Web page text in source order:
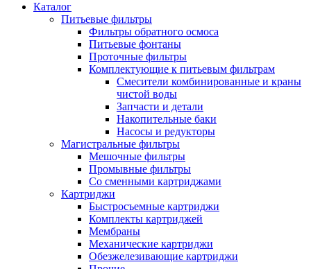
Каталог
Питьевые фильтры
Фильтры обратного осмоса
Питьевые фонтаны
Проточные фильтры
Комплектующие к питьевым фильтрам
Смесители комбинированные и краны
чистой воды
Запчасти и детали
Накопительные баки
Насосы и редукторы
Магистральные фильтры
Мешочные фильтры
Промывные фильтры
Со сменными картриджами
Картриджи
Быстросъемные картриджи
Комплекты картриджей
Мембраны
Механические картриджи
Обезжелезивающие картриджи